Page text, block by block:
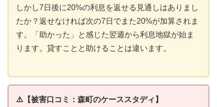
しかし7日後に20%の利息を返せる見通しはありまし
たか？返せなければ次の7日でまた20%が加算されま
す。「助かった」と感じた翌週から利息地獄が始ま
ります。貸すことと助けることは違います。
⚠️【被害口コミ：森町のケーススタディ】